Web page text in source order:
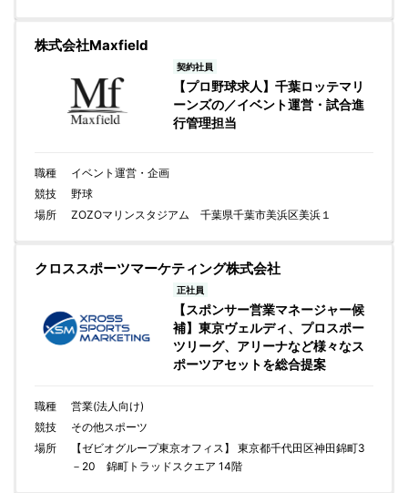
株式会社Maxfield
契約社員
【プロ野球求人】千葉ロッテマリ
ーンズの／イベント運営・試合進
行管理担当
職種
イベント運営・企画
競技
野球
場所
ZOZOマリンスタジアム 千葉県千葉市美浜区美浜１
クロススポーツマーケティング株式会社
正社員
【スポンサー営業マネージャー候
補】東京ヴェルディ、プロスポー
ツリーグ、アリーナなど様々なス
ポーツアセットを総合提案
職種
営業(法人向け)
競技
その他スポーツ
場所
【ゼビオグループ東京オフィス】 東京都千代田区神田錦町3
－20 錦町トラッドスクエア 14階